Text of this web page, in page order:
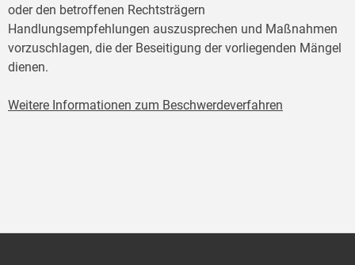
oder den betroffenen Rechtsträgern
Handlungsempfehlungen auszusprechen und Maßnahmen
vorzuschlagen, die der Beseitigung der vorliegenden Mängel
dienen.
Weitere Informationen zum Beschwerdeverfahren